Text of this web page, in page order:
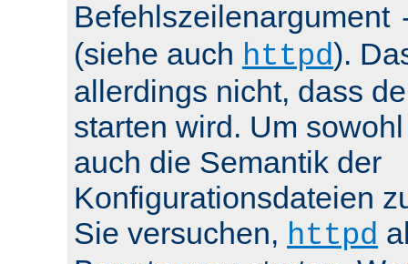
Befehlszeilenargument
(siehe auch httpd).
allerdings nicht, dass
starten wird. Um
auch die Semantik der
Konfigurationsdateien
Sie versuchen, httpd